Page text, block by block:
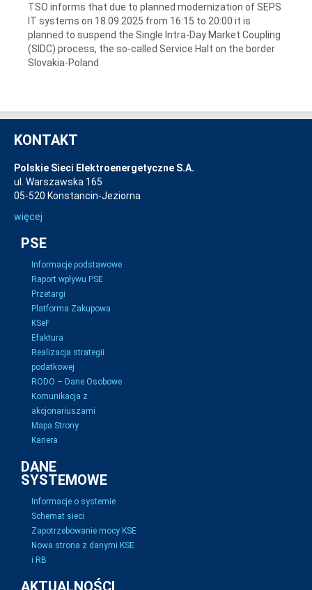
TSO informs that due to planned modernization of SEPS
IT systems on 18.09.2025 from 16:15 to 20:00 it is
planned to suspend the Single Intra-Day Market Coupling
(SIDC) process, the so-called Service Halt on the border
Slovakia-Poland
KONTAKT
Polskie Sieci Elektroenergetyczne S.A.
ul. Warszawska 165
05-520 Konstancin-Jeziorna
więcej
PSE
Informacje podstawowe
Raport wpływu PSE
Przetargi
Platforma Zakupowa
KSeF
Efaktura
Realizacja strategii
podatkowej
RODO – Dane Osobowe
Komunikacja z
akcjonariuszami
Mapa Strony
Kariera
DANE
SYSTEMOWE
Informacje o systemie
Schemat sieci
Zapotrzebowanie mocy KSE
Nowa strona z danymi KSE
i RB
AKTUALNOŚCI